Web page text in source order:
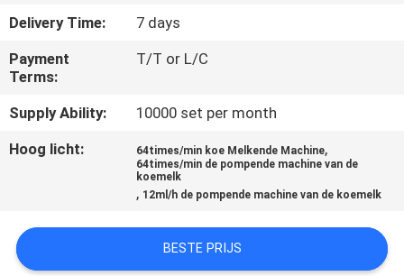
VERZOEK
OM EEN
CITAAT
PRIVACY
POLICY
Delivery Time:
7 days
Payment
Terms:
T/T or L/C
Supply Ability:
10000 set per month
Hoog licht:
64times/min koe Melkende Machine,
64times/min de pompende machine van de
koemelk
, 12ml/h de pompende machine van de koemelk
BESTE PRIJS